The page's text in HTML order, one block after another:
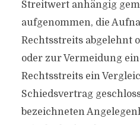
Streitwert anhängig
aufgenommen, die
Rechtsstreits abgelehnt
oder zur Vermeidung
Rechtsstreits ein
Schiedsvertrag
bezeichneten